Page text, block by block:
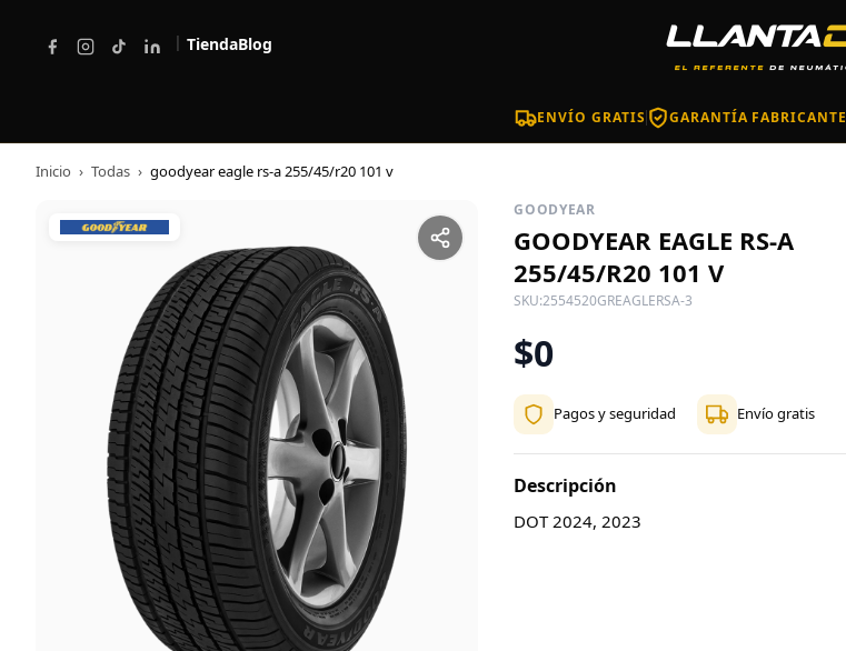
| TiendaBlog
ENVÍO GRATIS GARANTÍA FABRICANTE
Inicio › Todas › goodyear eagle rs-a 255/45/r20 101 v
GOODYEAR
GOODYEAR EAGLE RS-A
255/45/R20 101 V
SKU:2554520GREAGLERSA-3
$0
Pagos y seguridad Envío gratis
Descripción
DOT 2024, 2023